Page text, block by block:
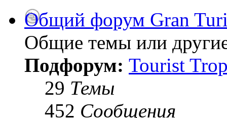
Общий форум Gran
Общие темы или
Подфорум: Tourist
29 Темы
452 Сообщения